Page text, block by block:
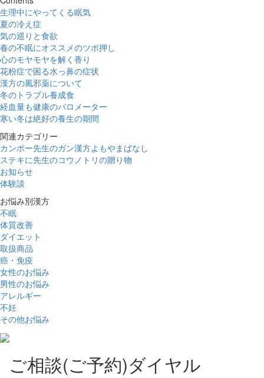
生理中にやってくる眠気
夏の冷え症
気の巡りと食欲
春の不眠にオススメのツボ押し
心のモヤモヤを解く香り
花粉症で困る水っ鼻の症状
漢方の風邪薬について
冬のトラブル養成食
経血量も健康のバロメーター
寒い冬は絶好の養生の期間
関連カテゴリー
カンポー先生のガン漢方よもやまばなし
ステキに先生のコウノトリの贈り物
お知らせ
体験談
お悩み別漢方
不眠
体質改善
ダイエット
取扱商品
癌・免疫
女性のお悩み
男性のお悩み
アレルギー
不妊
その他お悩み
ご相談(ご予約)ダイヤル